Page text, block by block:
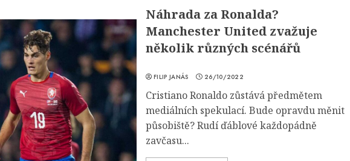
Náhrada za Ronalda?
Manchester United zvažuje
několik různých scénářů
FILIP JANÁS 26/10/2022
Cristiano Ronaldo zůstává předmětem
mediálních spekulací. Bude opravdu měnit
působiště? Rudí ďáblové každopádně
zavčasu...